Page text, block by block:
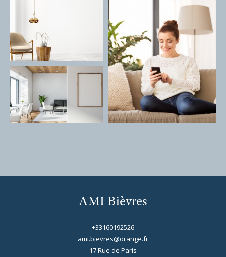
AMI Bièvres
+33160192526
ami.bievres@orange.fr
17 Rue de Paris